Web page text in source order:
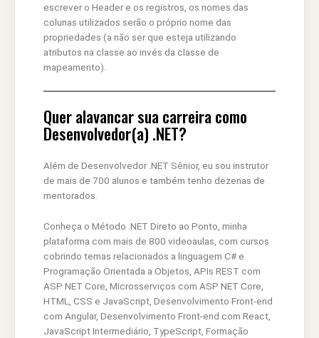
escrever o Header e os registros, os nomes das
colunas utilizados serão o próprio nome das
propriedades (a não ser que esteja utilizando
atributos na classe ao invés da classe de
mapeamento).
Quer alavancar sua carreira como
Desenvolvedor(a) .NET?
Além de Desenvolvedor .NET Sênior, eu sou instrutor
de mais de 700 alunos e também tenho dezenas de
mentorados.
Conheça o Método .NET Direto ao Ponto, minha
plataforma com mais de 800 videoaulas, com cursos
cobrindo temas relacionados a linguagem C# e
Programação Orientada a Objetos, APIs REST com
ASP NET Core, Microsserviços com ASP NET Core,
HTML, CSS e JavaScript, Desenvolvimento Front-end
com Angular, Desenvolvimento Front-end com React,
JavaScript Intermediário, TypeScript, Formação